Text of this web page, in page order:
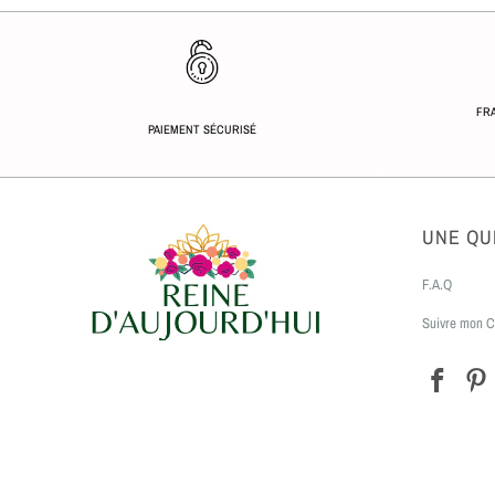
PAIEMENT SÉCURISÉ
UNE
F.A.Q
Suivre mon